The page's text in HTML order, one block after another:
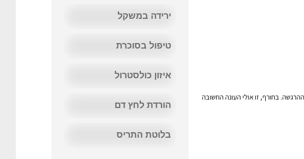
בחורף, זו אולי העונה החשובה
ירידה במשקל
טיפול בסוכרת
איזון כולסטרול
הורדת לחץ דם
בלוטת התריס